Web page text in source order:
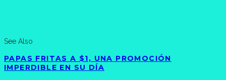
See Also
PAPAS FRITAS A $1, UNA PROMOCIÓN
IMPERDIBLE EN SU DÍA